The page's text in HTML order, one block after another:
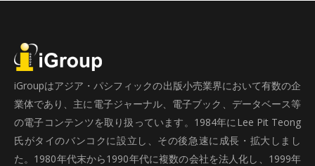
iGroupはアジア・パシフィックの出版小売業界において有数の企
業体であり、主に電子ジャーナル、電子ブック、データベース等
の電子コンテンツを取り扱っています。1984年にLee Pit Teong
氏がタイのバンコクに設立し、その後急速に成長・拡大しまし
た。1980年代末から1990年代に複数の会社を法人化し、1999年